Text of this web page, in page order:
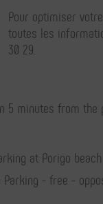
Pour optimiser
toutes les
30 29.
5 minutes from the
at Porigo beach
Parking - free -